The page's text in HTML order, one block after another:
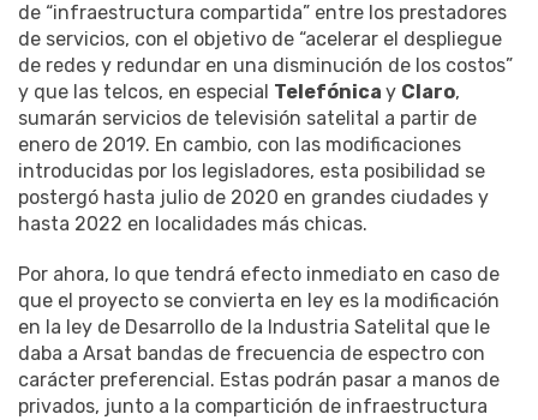
de “infraestructura compartida” entre los prestadores
de servicios, con el objetivo de “acelerar el despliegue
de redes y redundar en una disminución de los costos”
y que las telcos, en especial Telefónica y Claro,
sumarán servicios de televisión satelital a partir de
enero de 2019. En cambio, con las modificaciones
introducidas por los legisladores, esta posibilidad se
postergó hasta julio de 2020 en grandes ciudades y
hasta 2022 en localidades más chicas.
Por ahora, lo que tendrá efecto inmediato en caso de
que el proyecto se convierta en ley es la modificación
en la ley de Desarrollo de la Industria Satelital que le
daba a Arsat bandas de frecuencia de espectro con
carácter preferencial. Estas podrán pasar a manos de
privados, junto a la compartición de infraestructura